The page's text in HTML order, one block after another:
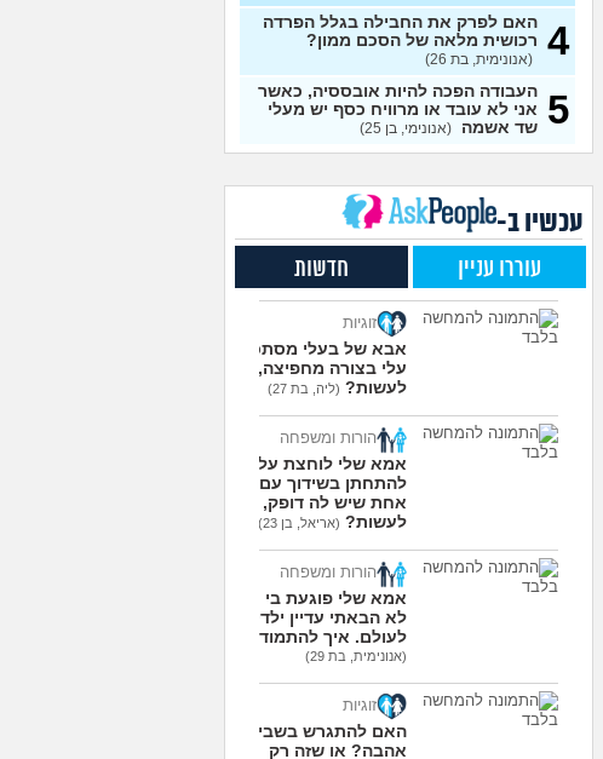
איך אני יכול להתעשר על ידי
הקמת עסק בעצמי מאפס?
(Alisa, בת 20)
4
עצות
אוהב לבזבז יותר מידי, זה
בעייתי לחיות ככה? (אוהב לבזבז,
בן 35)
4
עצות
(יפה, בת 31)
תשלום טיפ בקופה - זה הגיוני?
(menahem, בן 21)
אמורה לקבל ירושה, מה לעשות
עם הכסף?
(אנונימית, בת 24) עצות
מרגישה בתחתית כלכלית,
בעבודה בהכל יש לי סיבה?
עצות
ההשוואה בצד האם אני ואישתי
במצב טוב?
(ריי מסטיריו, בן
שוקל למשוך כספי פנסיה
תגמולים, מה ההשלכות של
עצות
עוד שאלות חדשות במדור
4 האם לפרק את החבילה בגלל הפרדה
רכושית מלאה של הסכם ממון?
(אנונימית, בת 26)
5 העבודה הפכה להיות אובססיה, כאשר
אני לא עובד או מרוויח כסף יש מעלי
שד אשמה (אנונימי, בן 25)
עכשיו ב-
עוררו עניין חדשות
זוגיות
אבא של בעלי מסתכל
עלי בצורה מחפיצה, מה
לעשות? (ליה, בת 27)
הורות ומשפחה
אמא שלי לוחצת עליי
להתחתן בשידוך עם כל
אחת שיש לה דופק, מה
לעשות? (אריאל, בן 23)
הורות ומשפחה
אמא שלי פוגעת בי כי
לא הבאתי עדיין ילדים
לעולם. איך להתמודד?
(אנונימית, בת 29)
זוגיות
האם להתגרש בשביל
אהבה? או שזה רק